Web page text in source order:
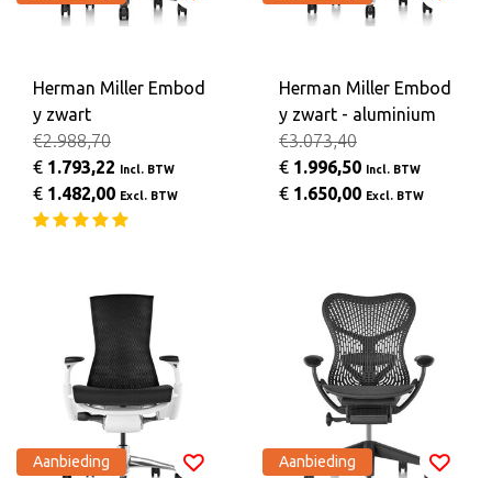
Herman Miller Embod
y zwart
€2.988,70
€ 1.793,22 Incl. BTW
€ 1.482,00 Excl. BTW
Herman Miller Embod
y zwart - aluminium
€3.073,40
€ 1.996,50 Incl. BTW
€ 1.650,00 Excl. BTW
Aanbieding Aanbieding